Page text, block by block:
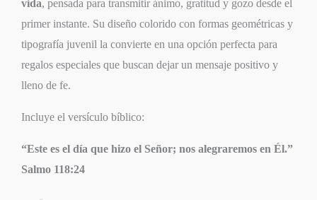
vida, pensada para transmitir ánimo, gratitud y gozo desde el
primer instante. Su diseño colorido con formas geométricas y
tipografía juvenil la convierte en una opción perfecta para
regalos especiales que buscan dejar un mensaje positivo y
lleno de fe.
Incluye el versículo bíblico:
“Este es el día que hizo el Señor; nos alegraremos en Él.”
Salmo 118:24